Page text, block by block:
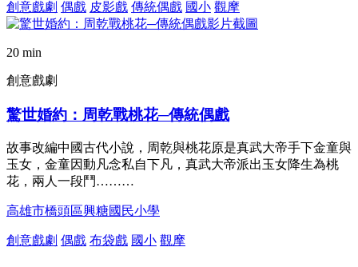
創意戲劇 偶戲 皮影戲 傳統偶戲 國小 觀摩
20 min
創意戲劇
驚世婚約：周乾戰桃花─傳統偶戲
故事改編中國古代小說，周乾與桃花原是真武大帝手下金童與
玉女，金童因動凡念私自下凡，真武大帝派出玉女降生為桃
花，兩人一段鬥………
高雄市橋頭區興糖國民小學
創意戲劇 偶戲 布袋戲 國小 觀摩